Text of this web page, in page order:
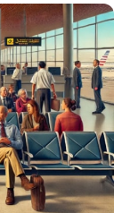
bazen
Yerlerde
gösterildiği
erken
uçak kapısını
bir